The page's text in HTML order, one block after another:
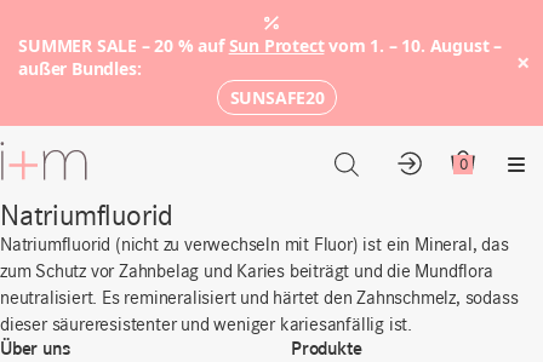
SUMMER SALE – 20 % aufSun Protectvom 1. – 10. August –
außer Bundles:
SUNSAFE20
×
Zum
Hauptinhalt
Konto 0
Natriumfluorid
Natriumfluorid (nicht zu verwechseln mit Fluor) ist ein Mineral, das
zum Schutz vor Zahnbelag und Karies beiträgt und die Mundflora
neutralisiert. Es remineralisiertund härtet denZahnschmelz, sodass
dieser säureresistenterundweniger kariesanfällig ist.
Über uns Produkte